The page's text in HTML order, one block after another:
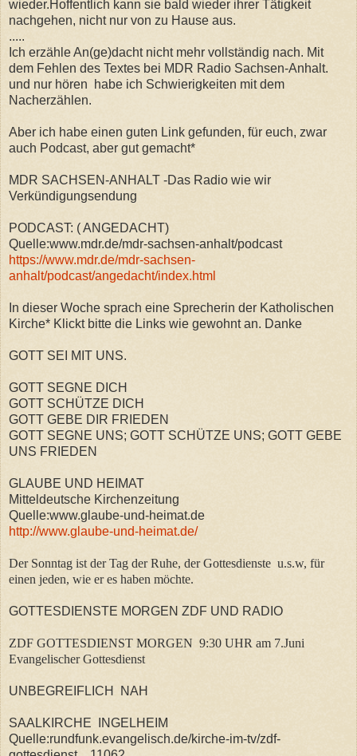
wieder.Hoffentlich kann sie bald wieder ihrer Tätigkeit
nachgehen, nicht nur von zu Hause aus.
.....
Ich erzähle An(ge)dacht nicht mehr vollständig nach. Mit
dem Fehlen des Textes bei MDR Radio Sachsen-Anhalt.
und nur hören habe ich Schwierigkeiten mit dem
Nacherzählen.
Aber ich habe einen guten Link gefunden, für euch, zwar
auch Podcast, aber gut gemacht*
MDR SACHSEN-ANHALT -Das Radio wie wir
Verkündigungsendung
PODCAST: ( ANGEDACHT)
Quelle:www.mdr.de/mdr-sachsen-anhalt/podcast
https://www.mdr.de/mdr-sachsen-
anhalt/podcast/angedacht/index.html
In dieser Woche sprach eine Sprecherin der Katholischen
Kirche* Klickt bitte die Links wie gewohnt an. Danke
GOTT SEI MIT UNS.
GOTT SEGNE DICH
GOTT SCHÜTZE DICH
GOTT GEBE DIR FRIEDEN
GOTT SEGNE UNS; GOTT SCHÜTZE UNS; GOTT GEBE
UNS FRIEDEN
GLAUBE UND HEIMAT
Mitteldeutsche Kirchenzeitung
Quelle:www.glaube-und-heimat.de
http://www.glaube-und-heimat.de/
Der Sonntag ist der Tag der Ruhe, der Gottesdienste u.s.w, für
einen jeden, wie er es haben möchte.
GOTTESDIENSTE MORGEN ZDF UND RADIO
ZDF GOTTESDIENST MORGEN 9:30 UHR am 7.Juni
Evangelischer Gottesdienst
UNBEGREIFLICH NAH
SAALKIRCHE INGELHEIM
Quelle:rundfunk.evangelisch.de/kirche-im-tv/zdf-